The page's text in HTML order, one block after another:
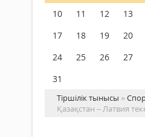
10
11 12 13
17
18 19 20
24
25 26 27
31
Тіршілік тынысы »
Қазақстан – Латвия